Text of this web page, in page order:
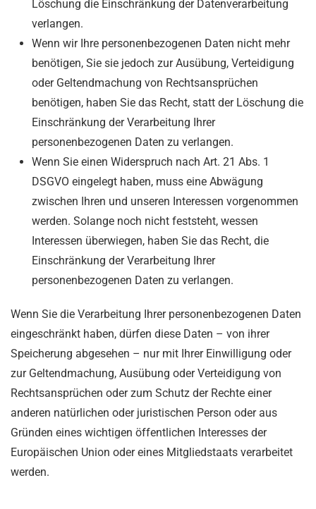
Löschung die Einschränkung der Datenverarbeitung
verlangen.
Wenn wir Ihre personenbezogenen Daten nicht mehr
benötigen, Sie sie jedoch zur Ausübung, Verteidigung
oder Geltendmachung von Rechtsansprüchen
benötigen, haben Sie das Recht, statt der Löschung die
Einschränkung der Verarbeitung Ihrer
personenbezogenen Daten zu verlangen.
Wenn Sie einen Widerspruch nach Art. 21 Abs. 1
DSGVO eingelegt haben, muss eine Abwägung
zwischen Ihren und unseren Interessen vorgenommen
werden. Solange noch nicht feststeht, wessen
Interessen überwiegen, haben Sie das Recht, die
Einschränkung der Verarbeitung Ihrer
personenbezogenen Daten zu verlangen.
Wenn Sie die Verarbeitung Ihrer personenbezogenen Daten
eingeschränkt haben, dürfen diese Daten – von ihrer
Speicherung abgesehen – nur mit Ihrer Einwilligung oder
zur Geltendmachung, Ausübung oder Verteidigung von
Rechtsansprüchen oder zum Schutz der Rechte einer
anderen natürlichen oder juristischen Person oder aus
Gründen eines wichtigen öffentlichen Interesses der
Europäischen Union oder eines Mitgliedstaats verarbeitet
werden.